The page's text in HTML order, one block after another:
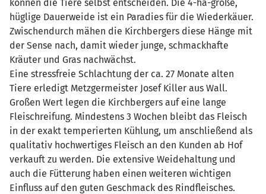
können die Tiere selbst entscheiden. Die 4-ha-große,
hüglige Dauerweide ist ein Paradies für die Wiederkäuer.
Zwischendurch mähen die Kirchbergers diese Hänge mit
der Sense nach, damit wieder junge, schmackhafte
Kräuter und Gras nachwächst.
Eine stressfreie Schlachtung der ca. 27 Monate alten
Tiere erledigt Metzgermeister Josef Killer aus Wall.
Großen Wert legen die Kirchbergers auf eine lange
Fleischreifung. Mindestens 3 Wochen bleibt das Fleisch
in der exakt temperierten Kühlung, um anschließend als
qualitativ hochwertiges Fleisch an den Kunden ab Hof
verkauft zu werden. Die extensive Weidehaltung und
auch die Fütterung haben einen weiteren wichtigen
Einfluss auf den guten Geschmack des Rindfleisches.